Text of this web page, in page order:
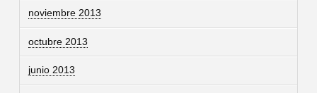
noviembre 2013
octubre 2013
junio 2013